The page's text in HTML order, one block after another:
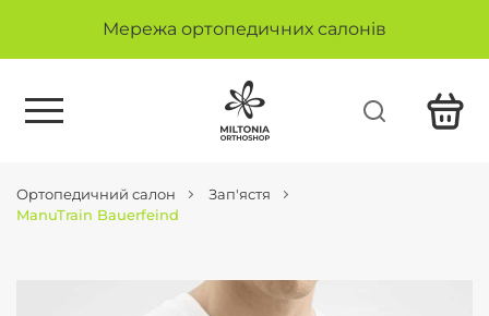
Мережа ортопедичних салонів
Ортопедичний салон
Зап'ястя
ManuTrain Bauerfeind